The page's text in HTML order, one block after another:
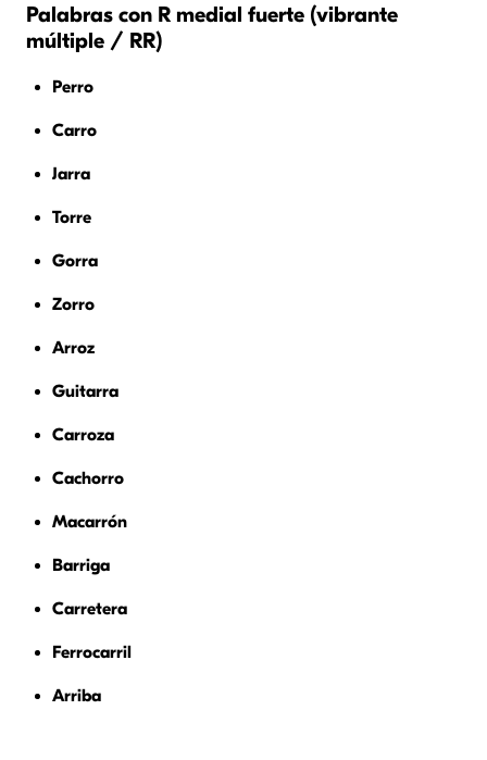
Palabras con R medial fuerte (vibrante
múltiple / RR)
Perro
Carro
Jarra
Torre
Gorra
Zorro
Arroz
Guitarra
Carroza
Cachorro
Macarrón
Barriga
Carretera
Ferrocarril
Arriba